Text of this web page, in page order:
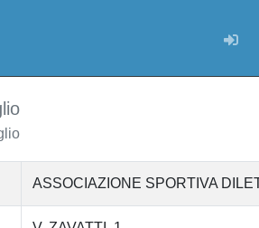
ASSOCIAZIONE SPORTIVA